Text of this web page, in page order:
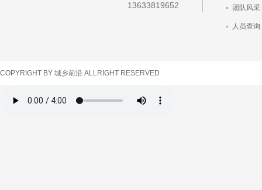
13633819652
团队风采
人员查询
COPYRIGHT BY 城乡前沿 ALLRIGHT RESERVED